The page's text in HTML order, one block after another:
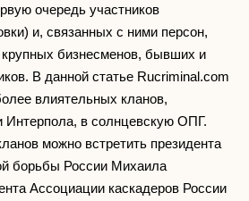
очередь участников
и, связанных с ними персон,
бизнесменов, бывших и
В данной статье Rucriminal.com
влиятельных кланов,
Интерпола, в солнцевскую ОПГ.
можно встретить президента
борьбы России Михаила
Ассоциации каскадеров России